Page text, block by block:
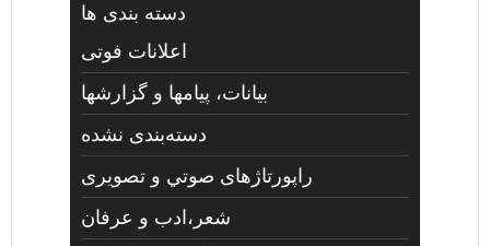
دسته بندی ها
اعلانات فوتی
بیانات، پیامها و گزارشها
دسته‌بندی نشده
راپورتاژهای صوتي و تصويری
شعر،ادب و عرفان